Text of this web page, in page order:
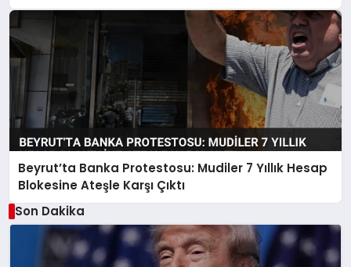
Beyrut’ta Banka Protestosu: Mudiler 7 Yıllık Hesap
Blokesine Ateşle Karşı Çıktı
Son Dakika